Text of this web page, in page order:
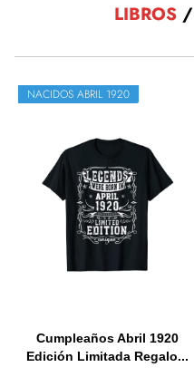
LIBROS/
NACIDOS ABRIL 1920
Cumpleaños Abril 1920
Edición Limitada Regalo...